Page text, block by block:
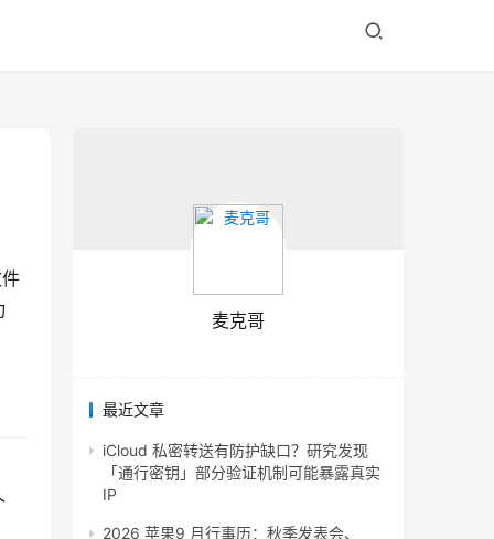
麦克哥
最近文章
iCloud 私密转送有防护缺口？研究发现
「通行密钥」部分验证机制可能暴露真实
IP
2026 苹果9 月行事历：秋季发表会、